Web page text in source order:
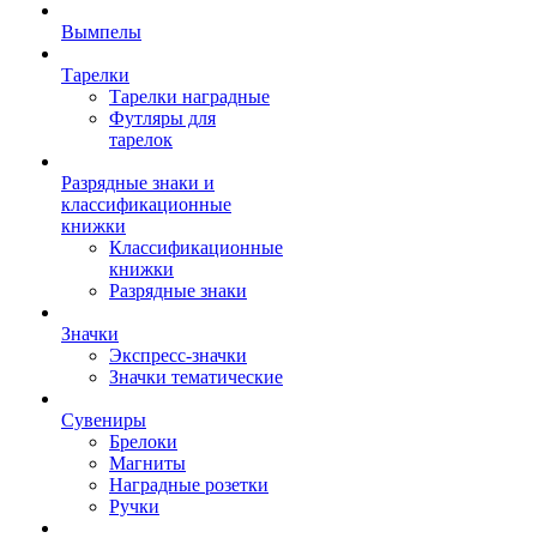
Вымпелы
Тарелки
Тарелки наградные
Футляры для
тарелок
Разрядные знаки и
классификационные
книжки
Классификационные
книжки
Разрядные знаки
Значки
Экспресс-значки
Значки тематические
Сувениры
Брелоки
Магниты
Наградные розетки
Ручки